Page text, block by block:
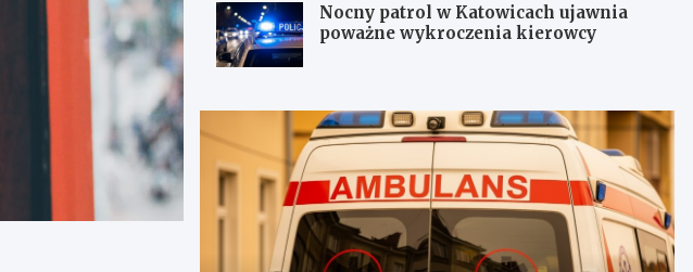
Nocny patrol w Katowicach ujawnia
poważne wykroczenia kierowcy